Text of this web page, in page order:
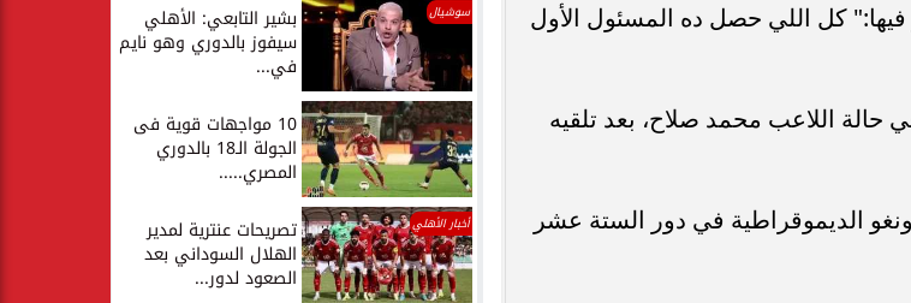
كل اللي حصل ده المسئول الأول
اللاعب محمد صلاح، بعد تلقيه
الديموقراطية في دور الستة عشر
سوشيال بشير التابعي: الأهلي
سيفوز بالدوري وهو نايم
في...
10 مواجهات قوية فى
الجولة الـ18 بالدوري
المصري.....
أخبار الأهلي تصريحات عنترية لمدير
الهلال السوداني بعد
الصعود لدور...